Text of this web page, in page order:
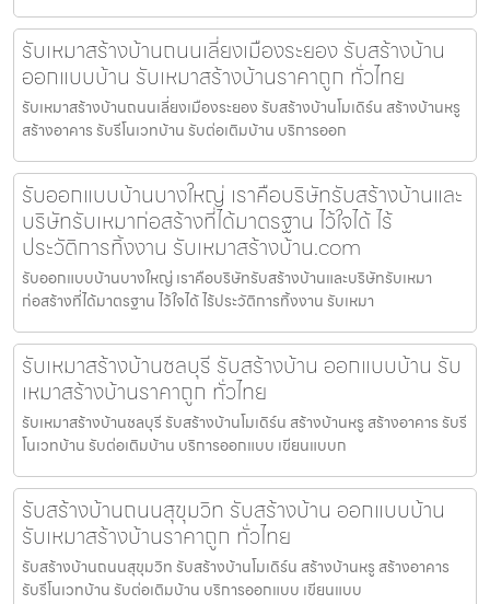
รับเหมาสร้างบ้านถนนเลี่ยงเมืองระยอง รับสร้างบ้าน
ออกแบบบ้าน รับเหมาสร้างบ้านราคาถูก ทั่วไทย
รับเหมาสร้างบ้านถนนเลี่ยงเมืองระยอง รับสร้างบ้านโมเดิร์น สร้างบ้านหรู
สร้างอาคาร รับรีโนเวทบ้าน รับต่อเติมบ้าน บริการออก
รับออกแบบบ้านบางใหญ่ เราคือบริษัทรับสร้างบ้านและ
บริษัทรับเหมาก่อสร้างที่ได้มาตรฐาน ไว้ใจได้ ไร้
ประวัติการทิ้งงาน รับเหมาสร้างบ้าน.com
รับออกแบบบ้านบางใหญ่ เราคือบริษัทรับสร้างบ้านและบริษัทรับเหมา
ก่อสร้างที่ได้มาตรฐาน ไว้ใจได้ ไร้ประวัติการทิ้งงาน รับเหมา
รับเหมาสร้างบ้านชลบุรี รับสร้างบ้าน ออกแบบบ้าน รับ
เหมาสร้างบ้านราคาถูก ทั่วไทย
รับเหมาสร้างบ้านชลบุรี รับสร้างบ้านโมเดิร์น สร้างบ้านหรู สร้างอาคาร รับรี
โนเวทบ้าน รับต่อเติมบ้าน บริการออกแบบ เขียนแบบก
รับสร้างบ้านถนนสุขุมวิท รับสร้างบ้าน ออกแบบบ้าน
รับเหมาสร้างบ้านราคาถูก ทั่วไทย
รับสร้างบ้านถนนสุขุมวิท รับสร้างบ้านโมเดิร์น สร้างบ้านหรู สร้างอาคาร
รับรีโนเวทบ้าน รับต่อเติมบ้าน บริการออกแบบ เขียนแบบ